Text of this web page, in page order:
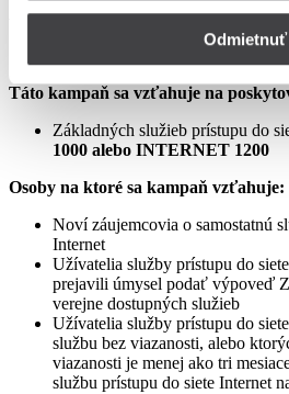
Odmietnuť
Aprílový Crazy Week –
Táto kampaň sa vzťahuje na
Základných služieb prístupu do
1000 alebo INTERNET 1200
Osoby na ktoré sa kampaň vzťahuje:
Noví záujemcovia o samostatnú
Internet
Užívatelia služby prístupu do
prejavili úmysel podať výpoveď
verejne dostupných služieb
Užívatelia služby prístupu do
službu bez viazanosti, alebo
viazanosti je menej ako tri
službu prístupu do siete Internet